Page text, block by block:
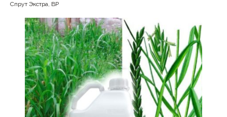
Спрут Экстра, ВР